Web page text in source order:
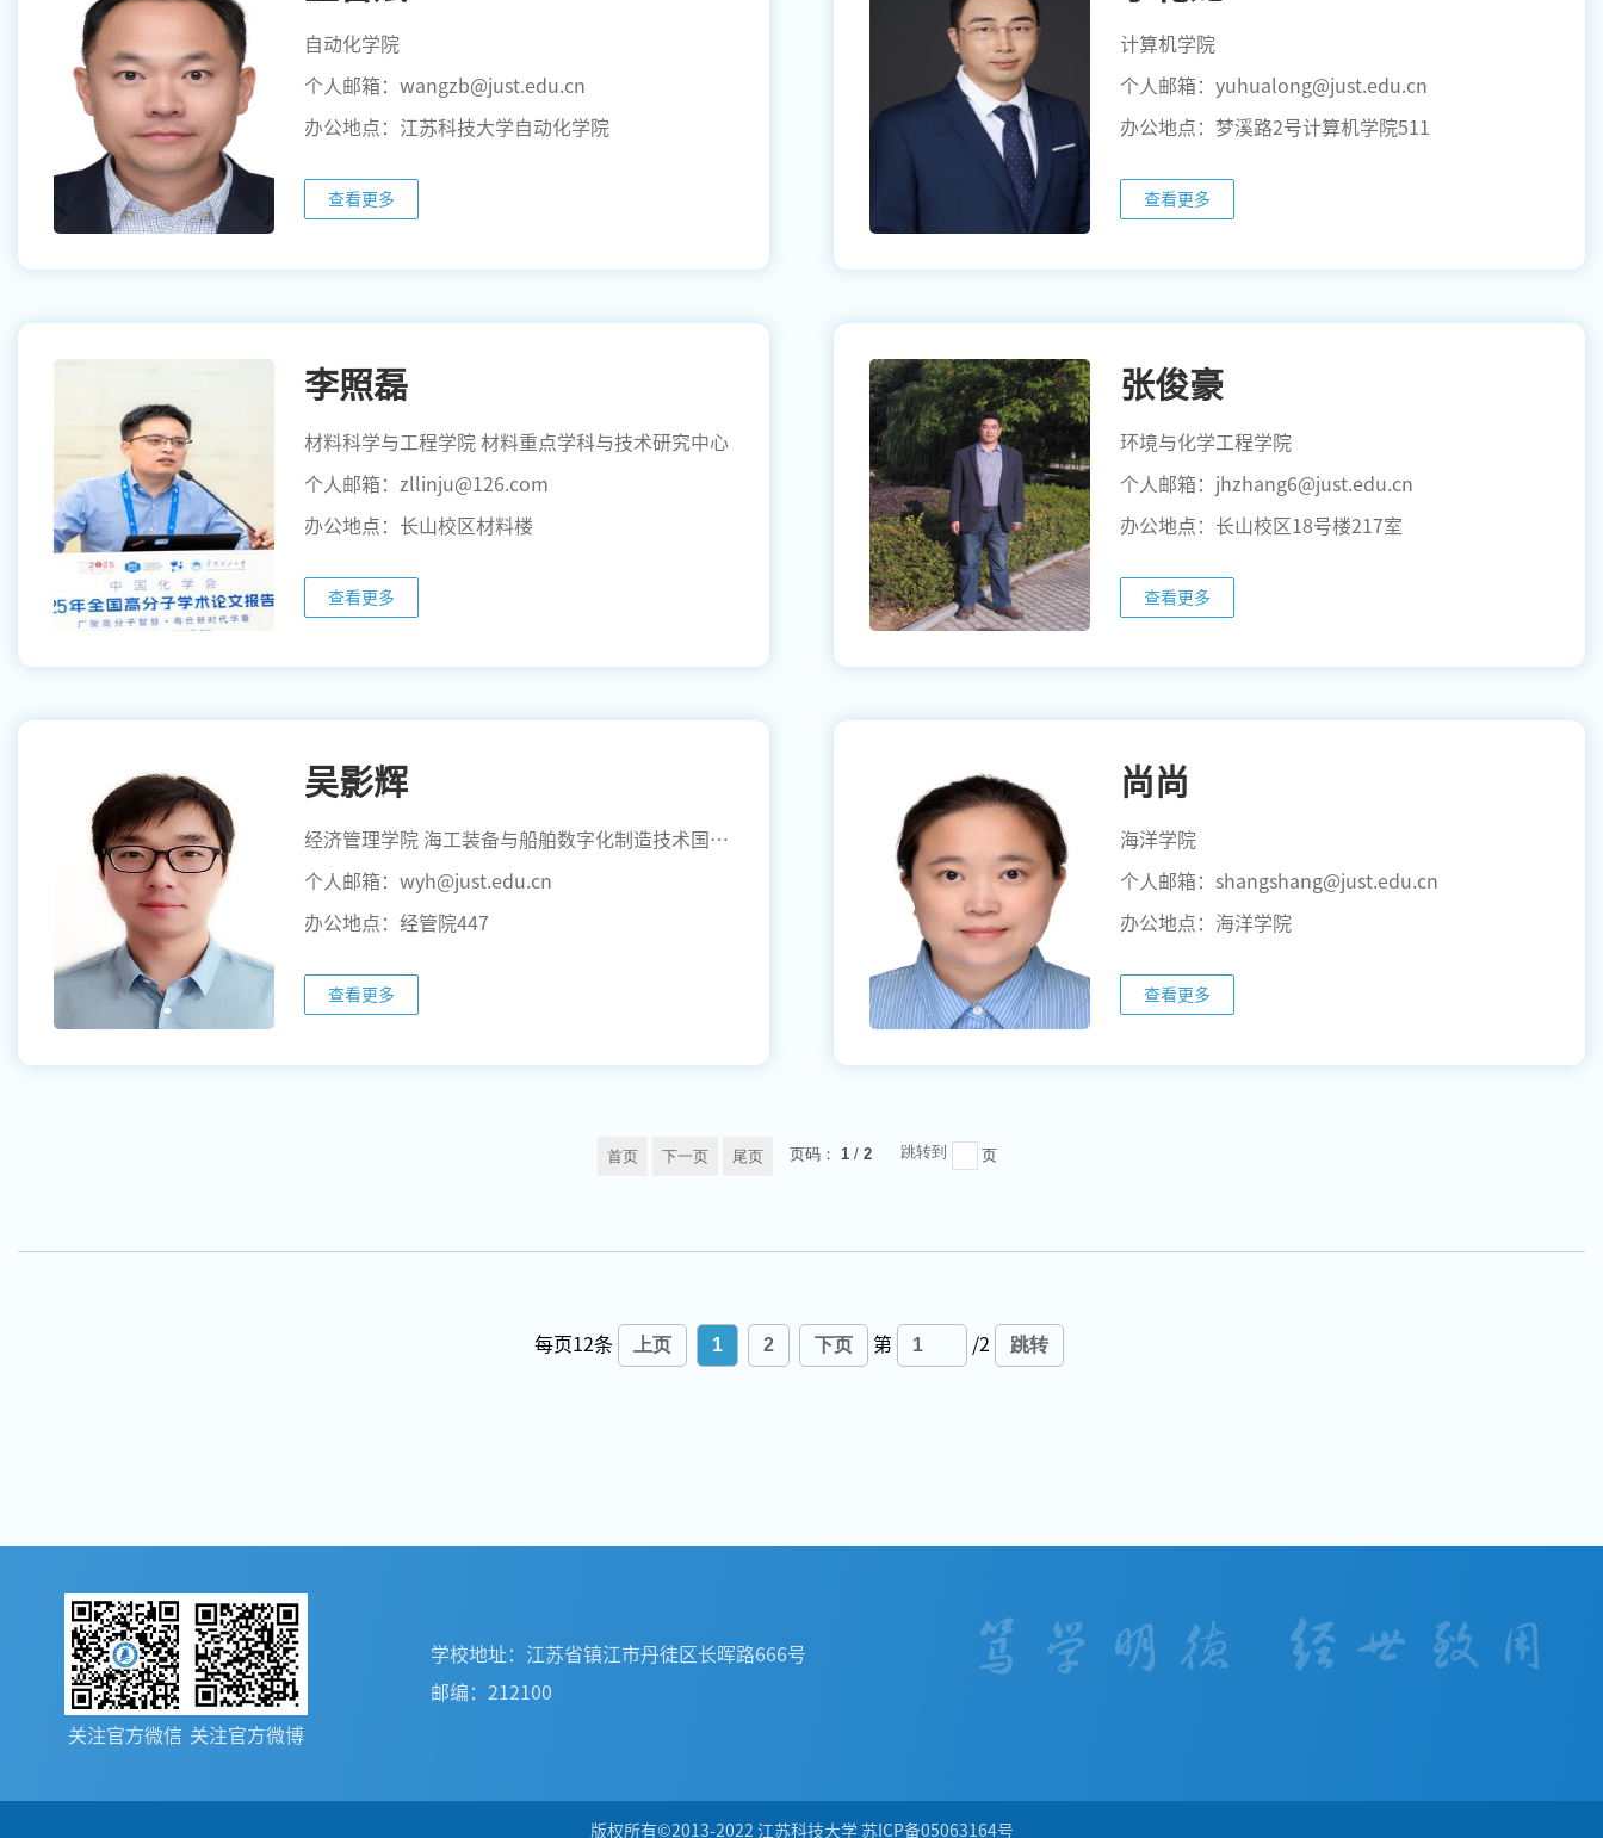
自动化学院
个人邮箱：wangzb@just.edu.cn
办公地点：江苏科技大学自动化学院
查看更多
计算机学院
个人邮箱：yuhualong@just.edu.cn
办公地点：梦溪路2号计算机学院511
查看更多
李照磊
材料科学与工程学院 材料重点学科与技术研究中心
个人邮箱：zllinju@126.com
办公地点：长山校区材料楼
查看更多
张俊豪
环境与化学工程学院
个人邮箱：jhzhang6@just.edu.cn
办公地点：长山校区18号楼217室
查看更多
吴影辉
经济管理学院 海工装备与船舶数字化制造技术国家地方联合工程实验室
个人邮箱：wyh@just.edu.cn
办公地点：经管院447
查看更多
尚尚
海洋学院
个人邮箱：shangshang@just.edu.cn
办公地点：海洋学院
查看更多
首页 下一页 尾页 页码： 1 / 2 跳转到 页
每页12条 上页 1 2 下页 第 /2 跳转
关注官方微信 关注官方微博
学校地址：江苏省镇江市丹徒区长晖路666号
邮编：212100
版权所有©2013-2022 江苏科技大学 苏ICP备05063164号